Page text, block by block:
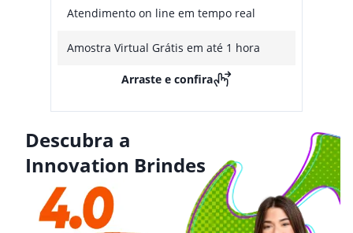
Atendimento on line em tempo real
Amostra Virtual Grátis em até 1 hora
Arraste e confira
Descubra a
Innovation Brindes